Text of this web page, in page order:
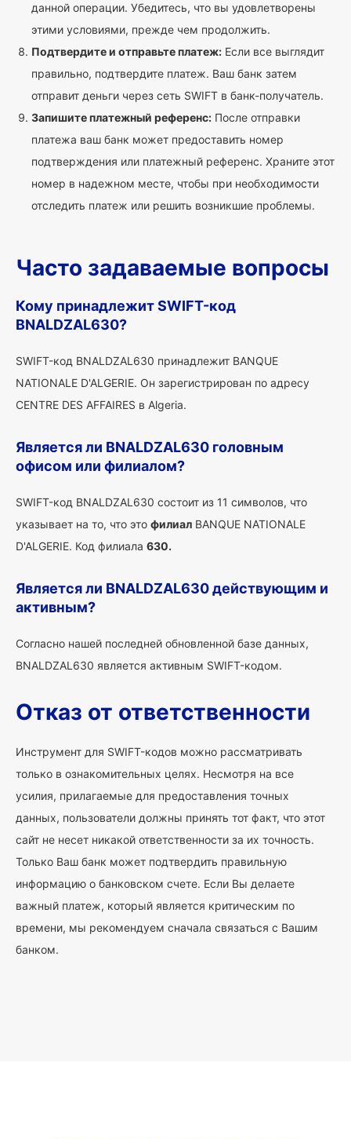
данной операции. Убедитесь, что вы удовлетворены
этими условиями, прежде чем продолжить.
Подтвердите и отправьте платеж: Если все выглядит
правильно, подтвердите платеж. Ваш банк затем
отправит деньги через сеть SWIFT в банк-получатель.
Запишите платежный референс: После отправки
платежа ваш банк может предоставить номер
подтверждения или платежный референс. Храните этот
номер в надежном месте, чтобы при необходимости
отследить платеж или решить возникшие проблемы.
Часто задаваемые вопросы
Кому принадлежит SWIFT-код
BNALDZAL630?
SWIFT-код BNALDZAL630 принадлежит BANQUE
NATIONALE D'ALGERIE. Он зарегистрирован по адресу
CENTRE DES AFFAIRES в Algeria.
Является ли BNALDZAL630 головным
офисом или филиалом?
SWIFT-код BNALDZAL630 состоит из 11 символов, что
указывает на то, что это филиал BANQUE NATIONALE
D'ALGERIE. Код филиала 630.
Является ли BNALDZAL630 действующим и
активным?
Согласно нашей последней обновленной базе данных,
BNALDZAL630 является активным SWIFT-кодом.
Отказ от ответственности
Инструмент для SWIFT-кодов можно рассматривать
только в ознакомительных целях. Несмотря на все
усилия, прилагаемые для предоставления точных
данных, пользователи должны принять тот факт, что этот
сайт не несет никакой ответственности за их точность.
Только Ваш банк может подтвердить правильную
информацию о банковском счете. Если Вы делаете
важный платеж, который является критическим по
времени, мы рекомендуем сначала связаться с Вашим
банком.